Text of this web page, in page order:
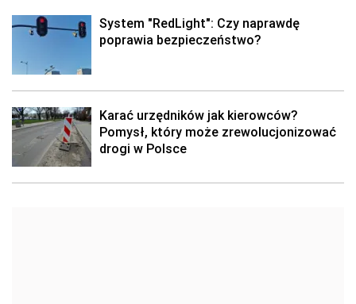
System "RedLight": Czy naprawdę
poprawia bezpieczeństwo?
Karać urzędników jak kierowców?
Pomysł, który może zrewolucjonizować
drogi w Polsce